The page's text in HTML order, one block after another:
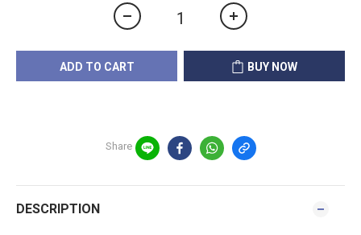
ADD TO CART BUY NOW
Share
DESCRIPTION